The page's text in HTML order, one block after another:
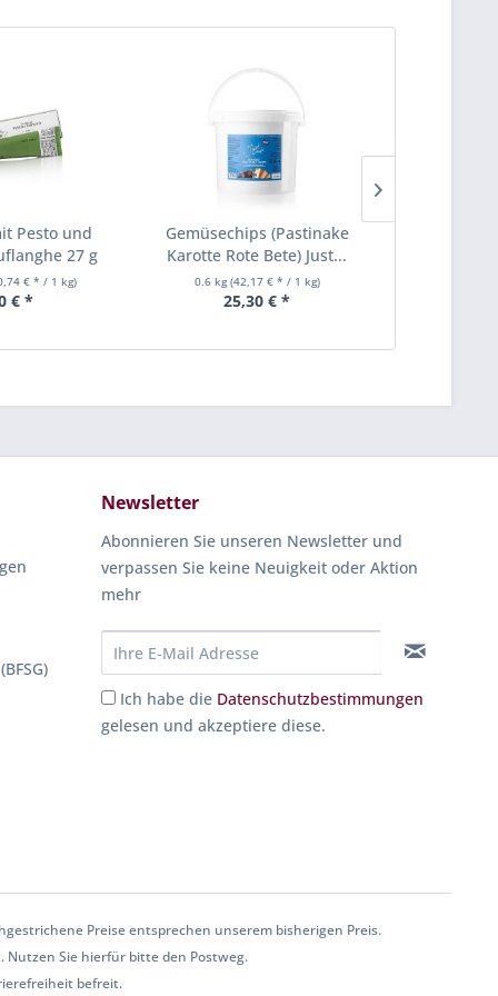
Pesto und
27 g
€ * / 1 kg)
€ *
Gemüsechips (Pastinake
Karotte Rote Bete) Just...
0.6 kg(42,17 € * / 1 kg)
25,30 € *
Newsletter
Abonnieren Sie unseren Newsletter und
verpassen Sie keine Neuigkeit oder Aktion
mehr
Ich habe die Datenschutzbestimmungen
gelesen und akzeptiere diese.
Preise entsprechen unserem bisherigen Preis.
Sie hierfür bitte den Postweg.
befreit.